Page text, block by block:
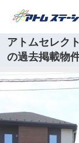
アトムセレク
の過去掲載物